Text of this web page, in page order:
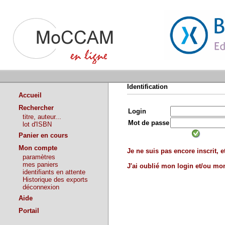
Accueil
Rechercher
titre, auteur...
lot d'ISBN
Panier en cours
Mon compte
paramètres
mes paniers
identifiants en attente
Historique des exports
déconnexion
Aide
Portail
Identification
Login
Mot de passe
Je ne suis pas encore inscrit,
J'ai oublié mon login et/ou